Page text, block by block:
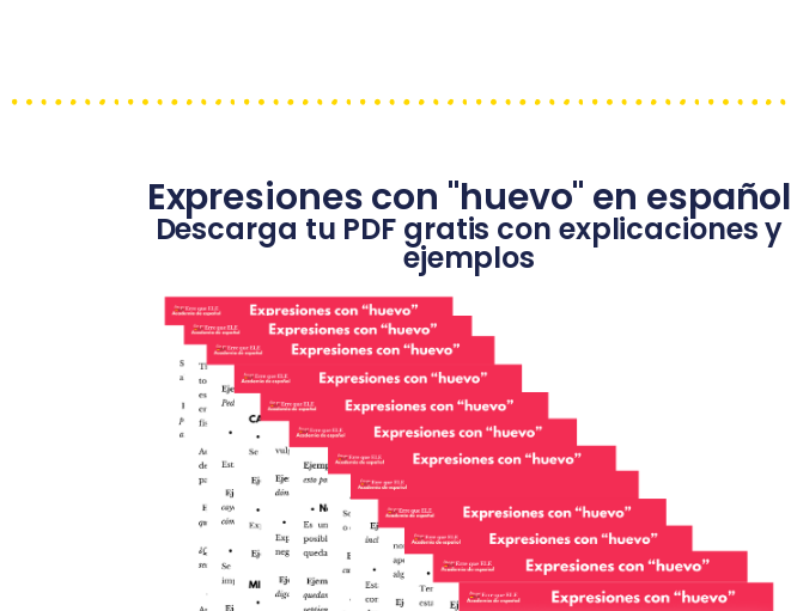
Expresiones con "huevo" en español​
Descarga tu PDF gratis con explicaciones y
ejemplos